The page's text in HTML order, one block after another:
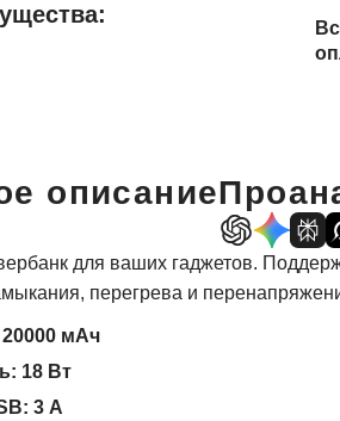
описание
для ваших гаджетов.
перегрева и
мАч
18 Вт
3 А